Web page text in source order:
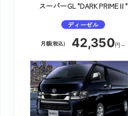
スーパーGL "DARK PRIMEⅡ"
ディーゼル
月額(税込) 42,350円～